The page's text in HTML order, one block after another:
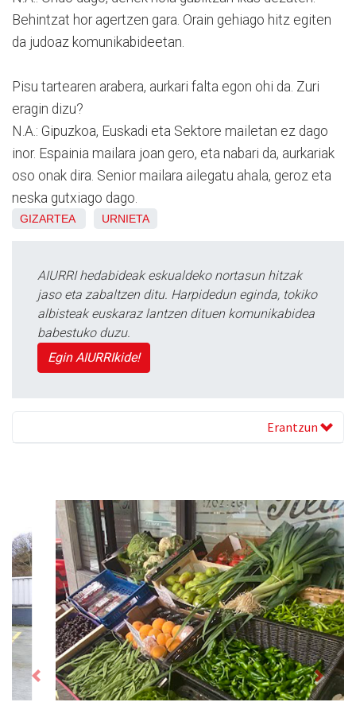
Behintzat hor agertzen gara. Orain gehiago hitz egiten
da judoaz komunikabideetan.
Pisu tartearen arabera, aurkari falta egon ohi da. Zuri
eragin dizu?
N.A.: Gipuzkoa, Euskadi eta Sektore mailetan ez dago
inor. Espainia mailara joan gero, eta nabari da, aurkariak
oso onak dira. Senior mailara ailegatu ahala, geroz eta
neska gutxiago dago.
GIZARTEA URNIETA
AIURRI hedabideak eskualdeko nortasun hitzak
jaso eta zabaltzen ditu. Harpidedun eginda, tokiko
albisteak euskaraz lantzen dituen komunikabidea
babestuko duzu.
Egin AIURRIkide!
Erantzun
Previous Next